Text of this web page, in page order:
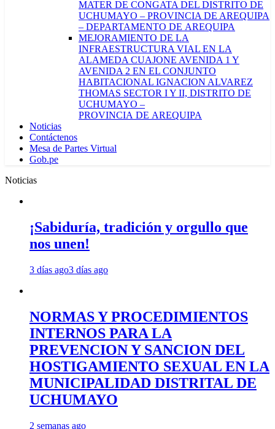
MATER DE CONGATA DEL DISTRITO DE
UCHUMAYO – PROVINCIA DE AREQUIPA
– DEPARTAMENTO DE AREQUIPA
MEJORAMIENTO DE LA
INFRAESTRUCTURA VIAL EN LA
ALAMEDA CUAJONE AVENIDA 1 Y
AVENIDA 2 EN EL CONJUNTO
HABITACIONAL IGNACION ALVAREZ
THOMAS SECTOR I Y II, DISTRITO DE
UCHUMAYO –
PROVINCIA DE AREQUIPA
Noticias
Contáctenos
Mesa de Partes Virtual
Gob.pe
Noticias
¡Sabiduría, tradición y orgullo que
nos unen!
3 días ago3 días ago
NORMAS Y PROCEDIMIENTOS
INTERNOS PARA LA
PREVENCION Y SANCION DEL
HOSTIGAMIENTO SEXUAL EN LA
MUNICIPALIDAD DISTRITAL DE
UCHUMAYO
2 semanas ago